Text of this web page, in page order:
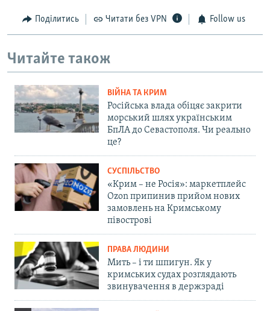
Поділитись Читати без VPN Follow us
Читайте також
ВІЙНА ТА КРИМ
Російська влада обіцяє закрити
морський шлях українським
БпЛА до Севастополя. Чи реально
це?
СУСПІЛЬСТВО
«Крим – не Росія»: маркетплейс
Ozon припинив прийом нових
замовлень на Кримському
півострові
ПРАВА ЛЮДИНИ
Мить – і ти шпигун. Як у
кримських судах розглядають
звинувачення в держзраді